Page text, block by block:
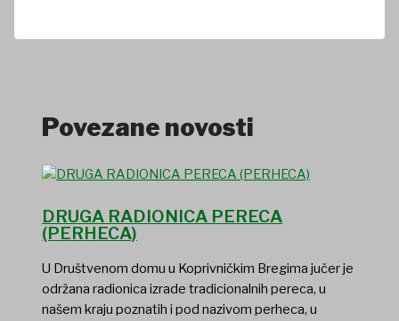
Povezane novosti
DRUGA RADIONICA PERECA
(PERHECA)
U Društvenom domu u Koprivničkim Bregima jučer je
održana radionica izrade tradicionalnih pereca, u
našem kraju poznatih i pod nazivom perheca, u